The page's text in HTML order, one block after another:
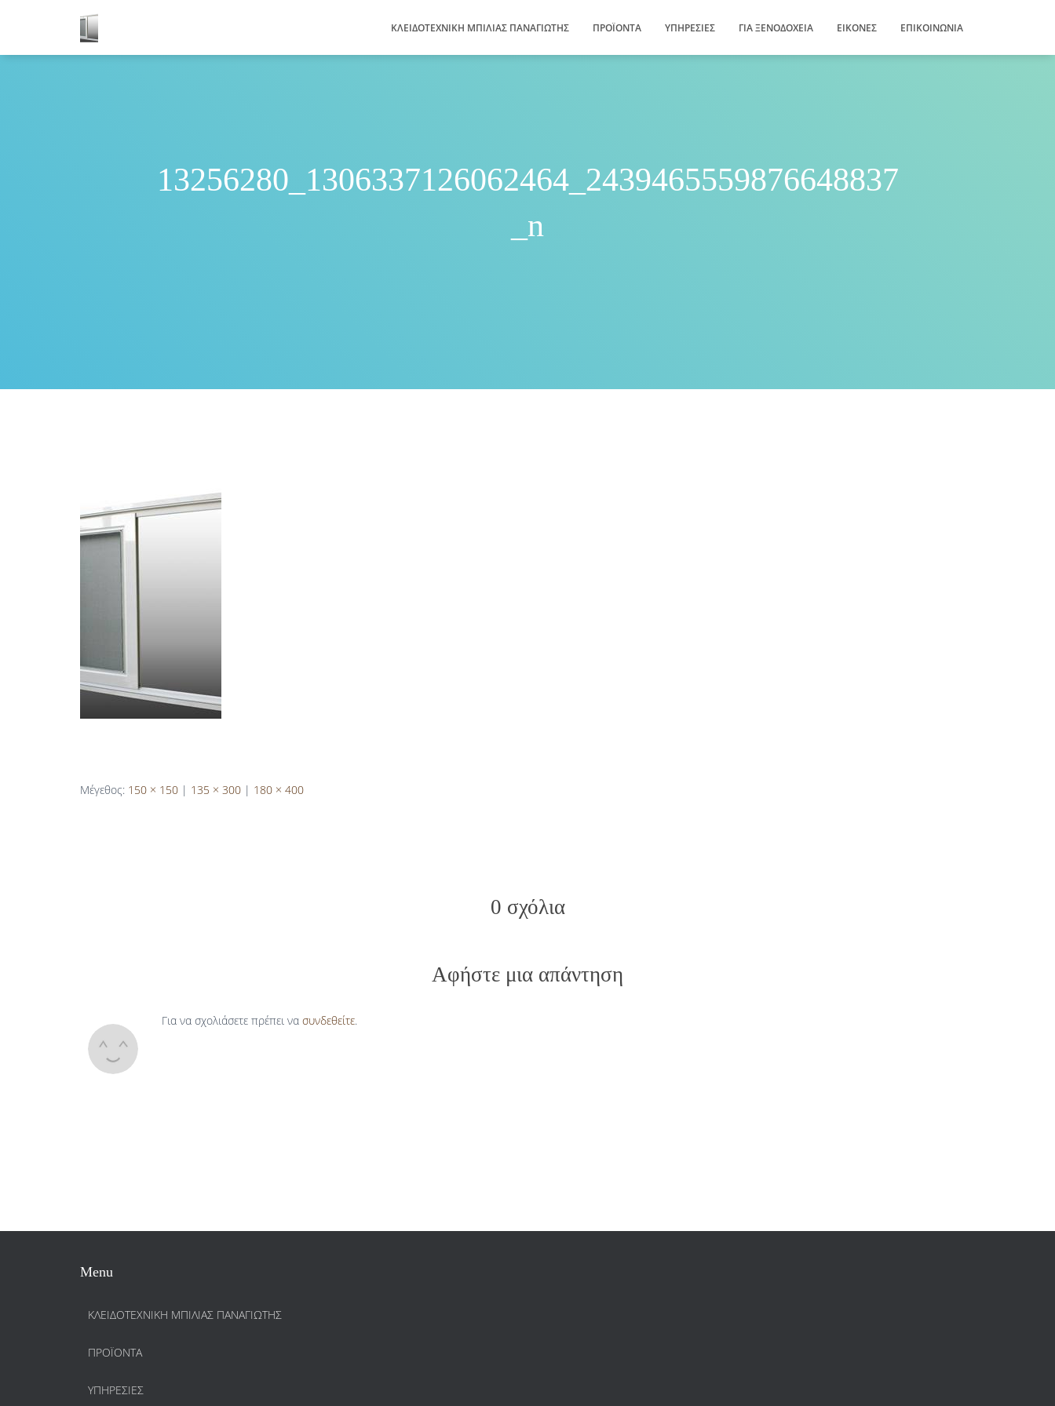
ΚΛΕΙΔΟΤΕΧΝΙΚΗ ΜΠΙΛΙΑΣ ΠΑΝΑΓΙΩΤΗΣ ΠΡΟΪΌΝΤΑ ΥΠΗΡΕΣΊΕΣ ΓΙΑ ΞΕΝΟΔΟΧΕΊΑ ΕΙΚΌΝΕΣ ΕΠΙΚΟΙΝΩΝΊΑ
13256280_1306337126062464_2439465559876648837
_n
Μέγεθος: 150 × 150 | 135 × 300 | 180 × 400
0 σχόλια
Αφήστε μια απάντηση
Για να σχολιάσετε πρέπει να συνδεθείτε.
Menu
ΚΛΕΙΔΟΤΕΧΝΙΚΗ ΜΠΙΛΙΑΣ ΠΑΝΑΓΙΩΤΗΣ
ΠΡΟΪΌΝΤΑ
ΥΠΗΡΕΣΊΕΣ